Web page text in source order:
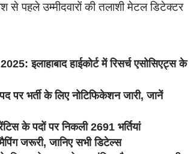
से पहले उम्मीदवारों की तलाशी मेटल डिटेक्टर
हाईकोर्ट में रिसर्च एसोसिएट्स के
भर्ती के लिए नोटिफिकेशन जारी, जानें
के पदों पर निकली 2691 भर्तियां
जरूरी, जानिए सभी डिटेल्स